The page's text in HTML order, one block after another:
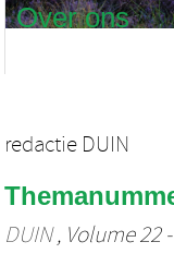
Over ons
redactie DUIN
DUIN, Volume 22